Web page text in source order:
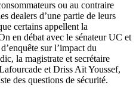
ou au contraire
dealers d’une partie de leurs
certains appellent la
en débat avec le sénateur UC et
sur l’impact du
la magistrate et secrétaire
et Driss Aït Youssef,
des questions de sécurité.